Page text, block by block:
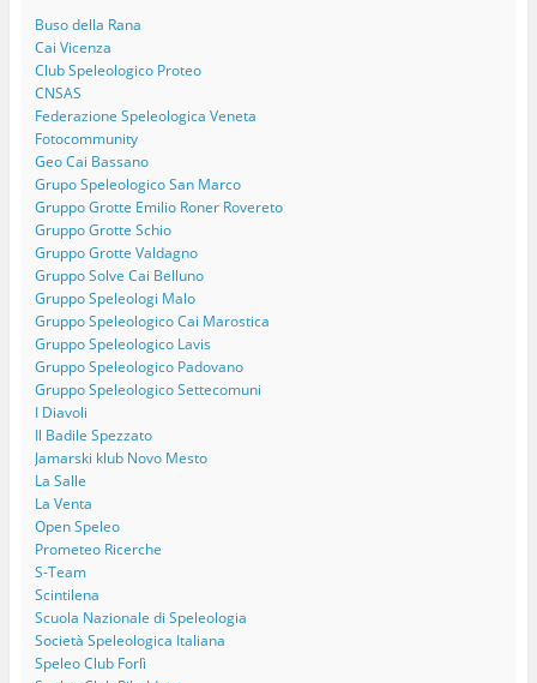
Buso della Rana
Cai Vicenza
Club Speleologico Proteo
CNSAS
Federazione Speleologica Veneta
Fotocommunity
Geo Cai Bassano
Grupo Speleologico San Marco
Gruppo Grotte Emilio Roner Rovereto
Gruppo Grotte Schio
Gruppo Grotte Valdagno
Gruppo Solve Cai Belluno
Gruppo Speleologi Malo
Gruppo Speleologico Cai Marostica
Gruppo Speleologico Lavis
Gruppo Speleologico Padovano
Gruppo Speleologico Settecomuni
I Diavoli
Il Badile Spezzato
Jamarski klub Novo Mesto
La Salle
La Venta
Open Speleo
Prometeo Ricerche
S-Team
Scintilena
Scuola Nazionale di Speleologia
Società Speleologica Italiana
Speleo Club Forlì